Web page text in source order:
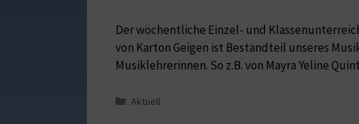
Der wöchentliche Einzel- und
von Karton Geigen ist Bestandteil unseres
Musiklehrerinnen. So z.B. von Mayra Yeline
Aktuell